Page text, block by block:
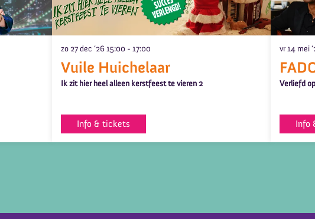
Vuile Huichelaar
Ik zit hier heel alleen kerstfeest te vieren 2
zo 27 dec ’26 15:00 - 17:00
Info & tickets
Verliefd
vr 14 mei
Info